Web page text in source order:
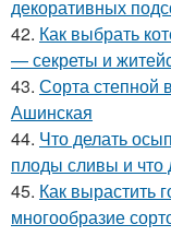
декоративных
42. Как выбрать
— секреты и
43. Сорта степной
Ашинская
44. Что делать
плоды сливы и что
45. Как вырастить
многообразие